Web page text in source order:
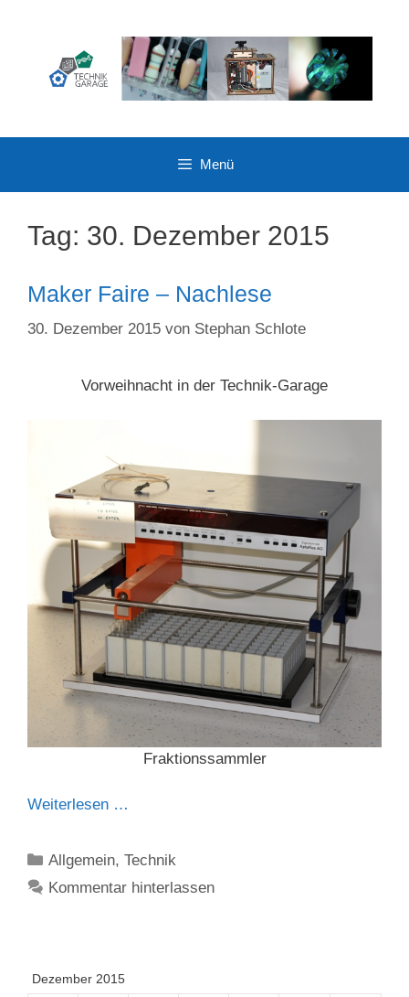
Menü
Tag: 30. Dezember 2015
Maker Faire – Nachlese
30. Dezember 2015 von Stephan Schlote
Vorweihnacht in der Technik-Garage
Fraktionssammler
Weiterlesen …
Kategorien
Allgemein,Technik
Kommentar hinterlassen
Dezember 2015